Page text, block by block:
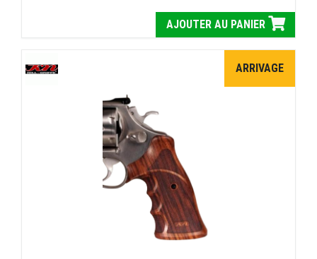
AJOUTER AU PANIER
ARRIVAGE